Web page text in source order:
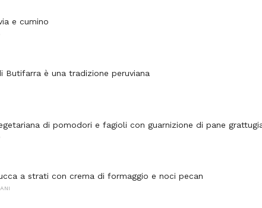
e cumino
Butifarra è una tradizione peruviana
di pomodori e fagioli con guarnizione di pane
a strati con crema di formaggio e noci pecan